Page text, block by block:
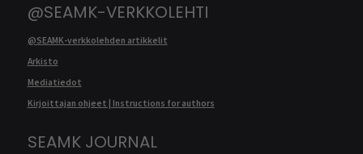
@SEAMK-VERKKOLEHTI
@SEAMK-verkkolehden artikkelit
Arkisto
Mediatiedot
Kirjoittajan ohjeet | Instructions for authors
SEAMK JOURNAL